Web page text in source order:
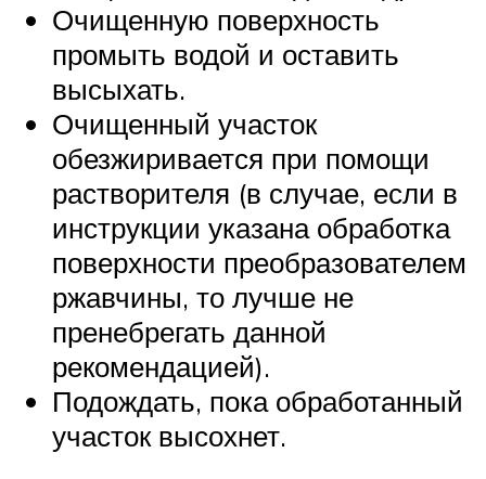
Очищенную поверхность
промыть водой и оставить
высыхать.
Очищенный участок
обезжиривается при помощи
растворителя (в случае, если в
инструкции указана обработка
поверхности преобразователем
ржавчины, то лучше не
пренебрегать данной
рекомендацией).
Подождать, пока обработанный
участок высохнет.